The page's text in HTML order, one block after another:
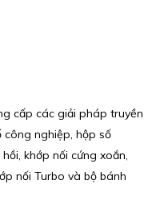
cấp các giải pháp truyền
nghiệp, hộp số
khớp nối cứng xoắn,
nối Turbo và bộ bánh